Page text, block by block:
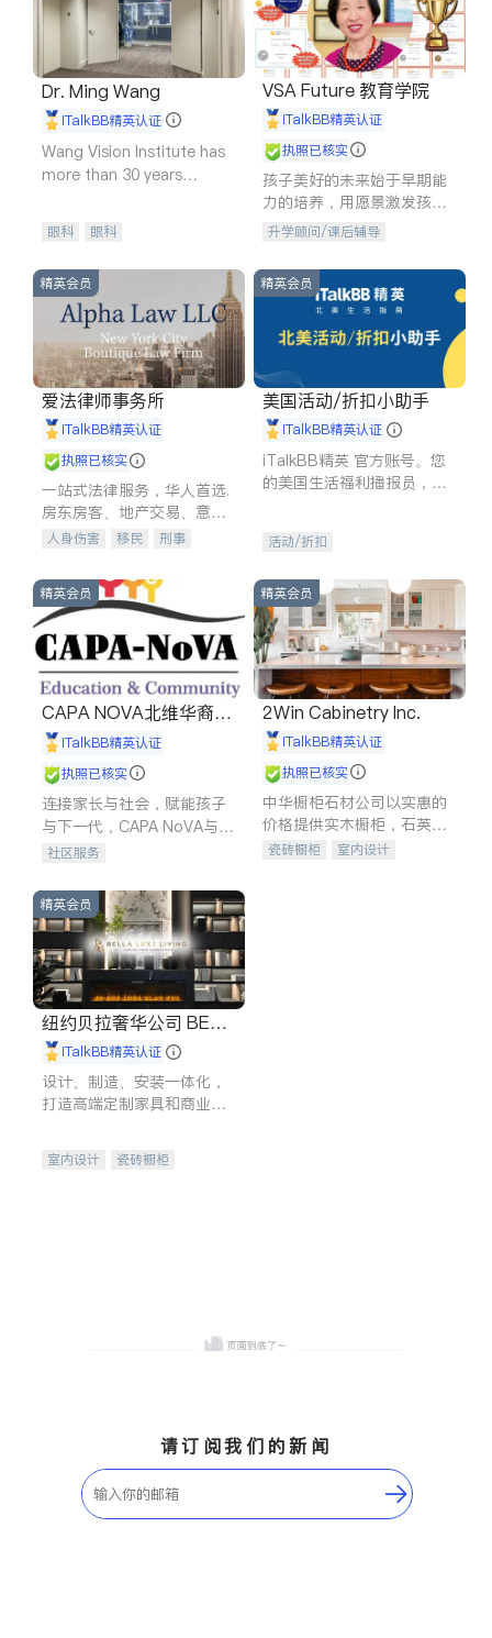
Dr. Ming Wang
iTalkBB精英认证
Wang Vision Institute has
more than 30 years
眼科 眼科
VSA Future 教育学院
iTalkBB精英认证
执照已核实
孩子美好的未来始于早期能
力的培养，用愿景激发孩子
的学习潜力和动力。理念：
拥有成长型心态是成功的基
石。
升学顾问/课后辅导
精英会员
爱法律师事务所
iTalkBB精英认证
执照已核实
一站式法律服务，华人首选.
房东房客、地产交易、意外
伤害、车祸重伤、商业诉
建筑合同、刑事案件全包办
人身伤害 移民
刑事
信托/遗嘱
商业
索赔
律师-其它 保释
精英会员
美国活动/折扣小助手
iTalkBB精英认证
iTalkBB精英 官方账号。您
的美国生活福利播报员，精
专属福利。
活动/折扣
精英会员
CAPA NOVA北维华裔家
长会iTalkBB精英认证
执照已核实
连接家长与社会，赋能孩子
与下一代，CAPA NoVA与您
携手建设包容、公平、充满
社区服务
精英会员
2Win Cabinetry Inc.
iTalkBB精英认证
执照已核实
中华橱柜石材公司以实惠的
价格提供实木橱柜，石英石
台面，多种优质不锈钢水
瓷砖橱柜
室内设计
精英会员
纽约贝拉奢华公司 BELL
A LUXE
iTalkBB精英认证
设计、制造、安装一体化，
打造高端定制家具和商业空
室内设计
瓷砖橱柜
请订阅我们的新闻